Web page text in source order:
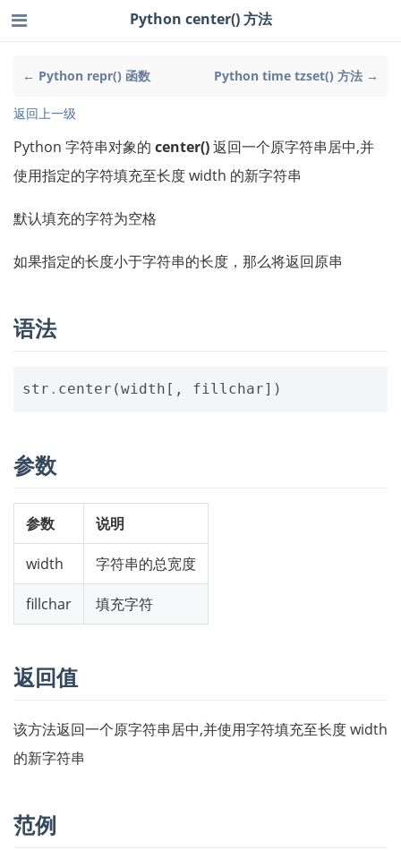
← Python repr() 函数 Python time tzset() 方法 →
Python center() 方法
返回上一级
Python 字符串对象的 center()返回一个原字符串居中,并
使用指定的字符填充至长度 width 的新字符串
默认填充的字符为空格
如果指定的长度小于字符串的长度，那么将返回原串
语法
str . center (width [, fillchar])
参数
参数 说明
width 字符串的总宽度
fillchar 填充字符
返回值
该方法返回一个原字符串居中,并使用字符填充至长度 width
的新字符串
范例